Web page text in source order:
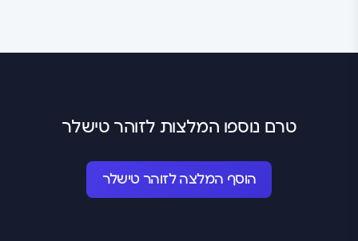
טרם נוספו המלצות לזוהר טישלר
הוסף המלצה לזוהר טישלר